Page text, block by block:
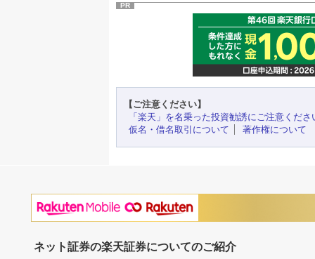
PR
【ご注意ください】
「楽天」を名乗った投資勧誘にご注意くださ
仮名・借名取引について
著作権について
ネット証券の楽天証券についてのご紹介